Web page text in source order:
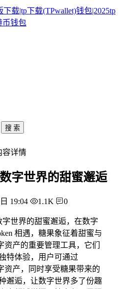
搜 索
容详情
字世界的甜蜜邂逅
19:04 1.1K 0
字世界的甜蜜邂逅，在数字
相遇，糖果象征着甜蜜与
资产的重要管理工具，它们
特体验，用户可通过
资产，同时享受糖果带来的
邂逅，让数字世界多了份趣